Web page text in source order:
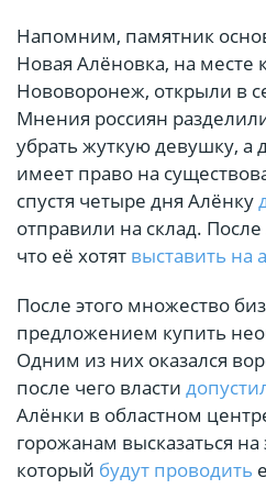
Напомним, памятник
Новая Алёновка, на месте
Нововоронеж, открыли в
Мнения россиян
убрать жуткую девушку, а
имеет право на
спустя четыре дня Алёнку
отправили на склад. После
что её хотят выставить на
После этого множество
предложением купить
Одним из них оказался
после чего власти
Алёнки в областном
горожанам высказаться на
который будут проводить